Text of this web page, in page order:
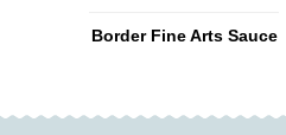
Border Fine Arts Sauce